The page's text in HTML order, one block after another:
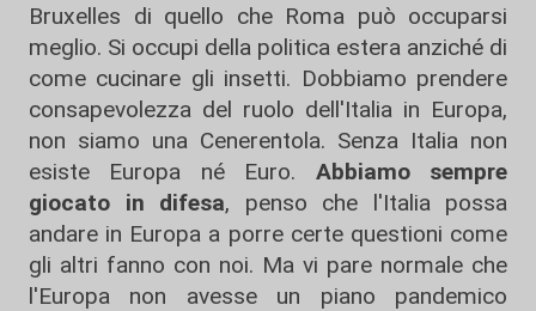
Bruxelles di quello che Roma può occuparsi
meglio. Si occupi della politica estera anziché di
come cucinare gli insetti. Dobbiamo prendere
consapevolezza del ruolo dell'Italia in Europa,
non siamo una Cenerentola. Senza Italia non
esiste Europa né Euro. Abbiamo sempre
giocato in difesa, penso che l'Italia possa
andare in Europa a porre certe questioni come
gli altri fanno con noi. Ma vi pare normale che
l'Europa non avesse un piano pandemico